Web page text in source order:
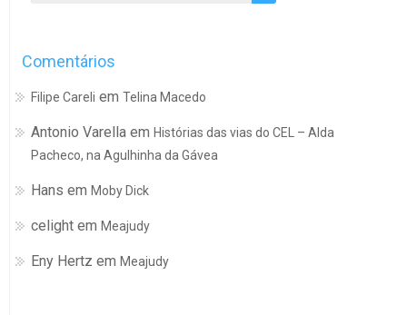
Comentários
Filipe Careli em Telina Macedo
Antonio Varella em Histórias das vias do CEL – Alda
Pacheco, na Agulhinha da Gávea
Hans em Moby Dick
celight em Meajudy
Eny Hertz em Meajudy